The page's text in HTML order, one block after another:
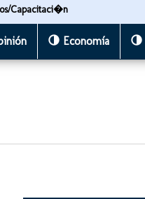
Capacitaci�n
Economía